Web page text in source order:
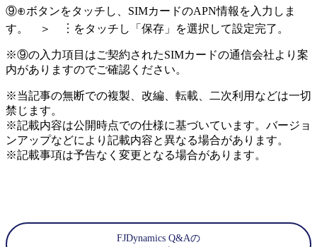
⑨⊕ボタンをタッチし、SIMカードのAPN情報を入力しま
す。 ＞ ︙をタッチし「保存」を選択して設定完了。
※⑨の入力項目はご契約されたSIMカードの通信会社より案
内がありますのでご確認ください。
※当記事の無断での複製、改編、転載、二次利用などは一切
禁じます。
※記載内容は公開時点での仕様に基づいています。バージョ
ンアップなどにより記載内容と異なる場合があります。
※記載事項は予告なく変更となる場合があります。
FJDynamics Q&Aの